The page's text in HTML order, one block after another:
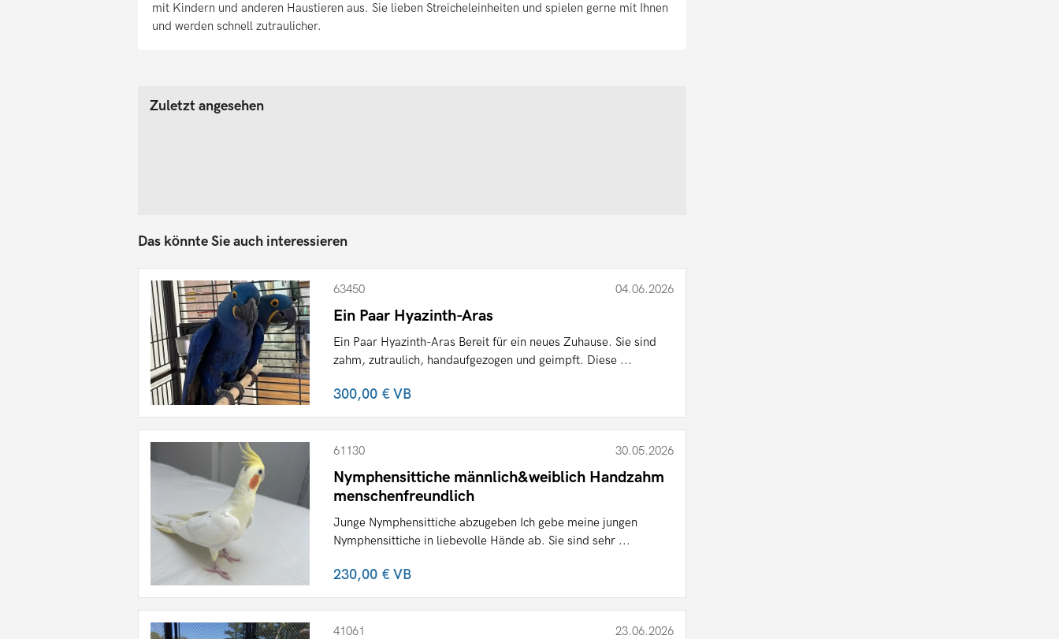
mit Kindern und anderen Haustieren aus. Sie lieben Streicheleinheiten und spielen gerne mit Ihnen
und werden schnell zutraulicher.
Zuletzt angesehen
Das könnte Sie auch interessieren
63450 04.06.2026
Ein Paar Hyazinth-Aras
Ein Paar Hyazinth-Aras Bereit für ein neues Zuhause. Sie sind
zahm, zutraulich, handaufgezogen und geimpft. Diese ...
300,00 €VB
61130 30.05.2026
Nymphensittiche männlich&weiblich Handzahm
menschenfreundlich
Junge Nymphensittiche abzugeben Ich gebe meine jungen
Nymphensittiche in liebevolle Hände ab. Sie sind sehr ...
230,00 €VB
41061 23.06.2026